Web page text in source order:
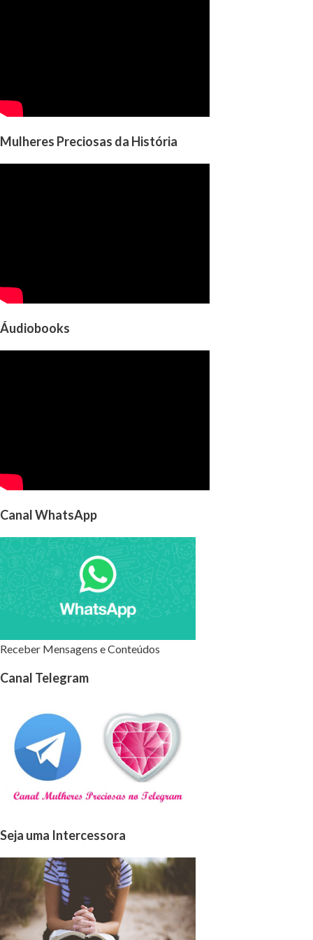
Mulheres Preciosas da História
Áudiobooks
Canal WhatsApp
Receber Mensagens e Conteúdos
Canal Telegram
Seja uma Intercessora